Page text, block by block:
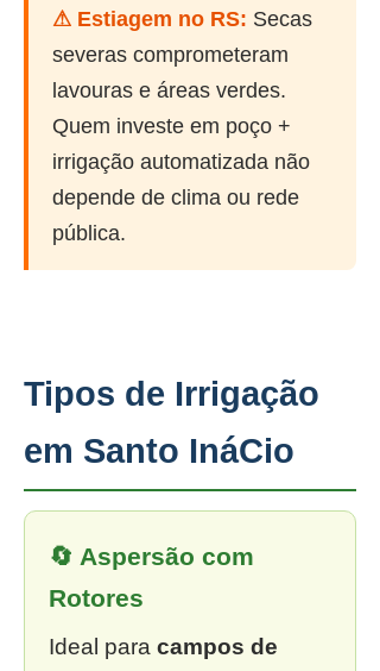
⚠ Estiagem no RS: Secas
severas comprometeram
lavouras e áreas verdes.
Quem investe em poço +
irrigação automatizada não
depende de clima ou rede
pública.
Tipos de Irrigação
em Santo InáCio
🔄 Aspersão com
Rotores
Ideal para campos de